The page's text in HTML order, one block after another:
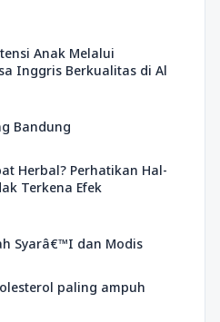
Anak Melalui
Inggris Berkualitas di Al
Bandung
Herbal? Perhatikan Hal-
Terkena Efek
Syarâ€™I dan Modis
paling ampuh